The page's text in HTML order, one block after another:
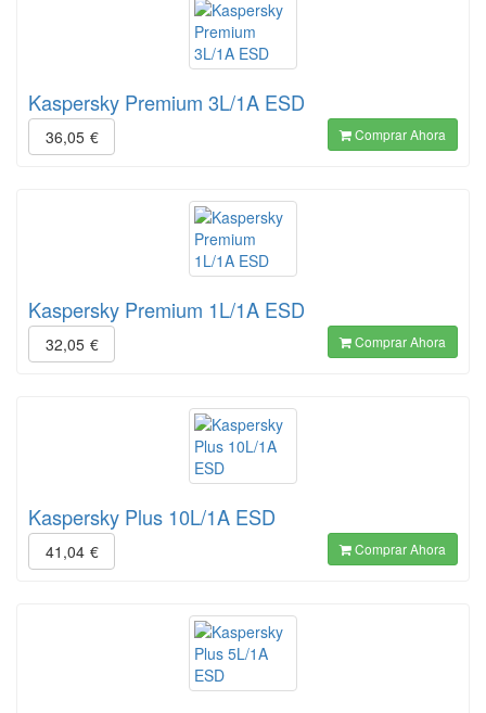
Kaspersky Premium 3L/1A ESD
36,05 € Comprar Ahora
Kaspersky Premium 1L/1A ESD
32,05 € Comprar Ahora
Kaspersky Plus 10L/1A ESD
41,04 € Comprar Ahora